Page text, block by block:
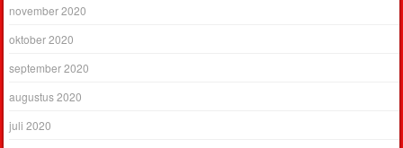
november 2020
oktober 2020
september 2020
augustus 2020
juli 2020